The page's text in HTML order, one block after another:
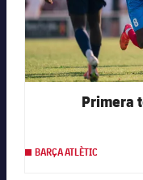
Primera
BARÇA ATLÈTIC